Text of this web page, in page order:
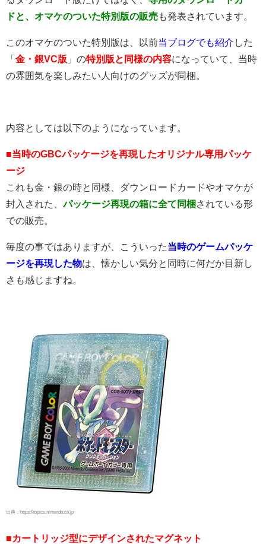
ドと、オマケのついた特別版の販売も発表されています。
このオマケのついた特別版は、以前当ブログでも紹介 した
「 金・銀VC版 」の特別版と同様の内容になっていて、当時
の雰囲気を楽しみたい人向けのグッズが同梱。
内容としては以下のようになっています。
■当時のGBCパッケージを再現したオリジナル専用パッケ
ージ
これも金・銀の時と同様、ダウンロードカードやオマケが
封入された、 パッケージ再現の箱に全て同梱 されている形
での販売。
毎度の事ではありますが、こういった当時のゲームパッケ
ージを再現した物は、懐かしい気分と同時に何だか目新し
さも感じますね。
出典：https://topics.nintendo.co.jp
■カートリッジ型にデザインされたマグネット